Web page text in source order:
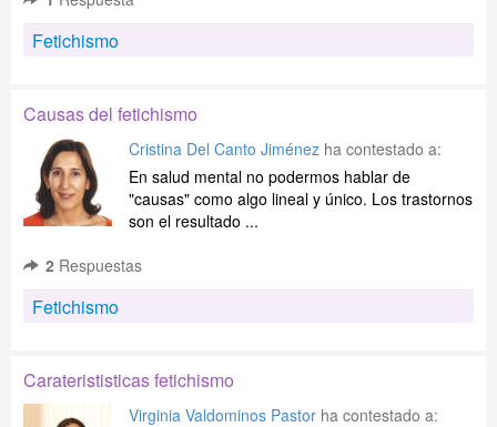
Fetichismo
Causas del fetichismo
Cristina Del Canto Jiménez ha contestado a:
En salud mental no podermos hablar de
"causas" como algo lineal y único. Los trastornos
son el resultado ...
2 Respuestas
Fetichismo
Caraterististicas fetichismo
Virginia Valdominos Pastor ha contestado a: